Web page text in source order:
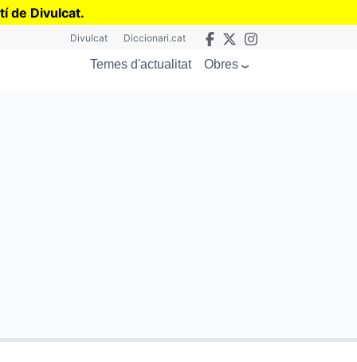
de Divulcat.
Divulcat Diccionari.cat
Temes d'actualitat Obres